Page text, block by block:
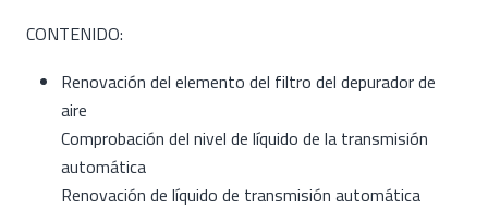
CONTENIDO:
Renovación del elemento del filtro del depurador de
aire
Comprobación del nivel de líquido de la transmisión
automática
Renovación de líquido de transmisión automática